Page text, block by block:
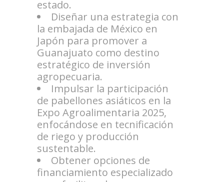
estado.
Diseñar una estrategia con
la embajada de México en
Japón para promover a
Guanajuato como destino
estratégico de inversión
agropecuaria.
Impulsar la participación
de pabellones asiáticos en la
Expo Agroalimentaria 2025,
enfocándose en tecnificación
de riego y producción
sustentable.
Obtener opciones de
financiamiento especializado